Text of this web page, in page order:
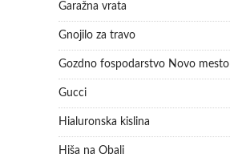
Garažna vrata
Gnojilo za travo
Gozdno fospodarstvo Novo mesto
Gucci
Hialuronska kislina
Hiša na Obali